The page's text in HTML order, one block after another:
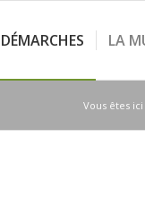
LA
Vous êtes ici